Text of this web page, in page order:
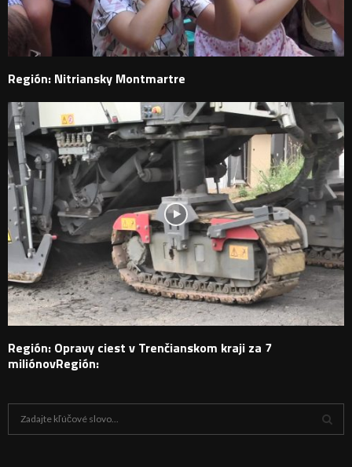
Región: Nitriansky Montmartre
Región: Opravy ciest v Trenčianskom kraji za 7
miliónovRegión: